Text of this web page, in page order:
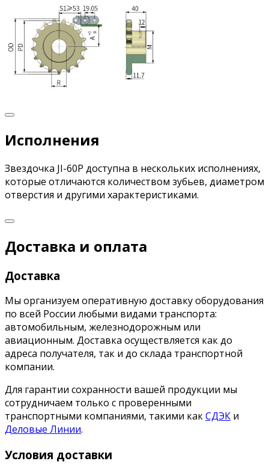
Исполнения
Звездочка JI-60P доступна в нескольких исполнениях,
которые отличаются количеством зубьев, диаметром
отверстия и другими характеристиками.
Доставка и оплата
Доставка
Мы организуем оперативную доставку оборудования
по всей России любыми видами транспорта:
автомобильным, железнодорожным или
авиационным. Доставка осуществляется как до
адреса получателя, так и до склада транспортной
компании.
Для гарантии сохранности вашей продукции мы
сотрудничаем только с проверенными
транспортными компаниями, такими какСДЭК и
Деловые Линии.
Условия доставки